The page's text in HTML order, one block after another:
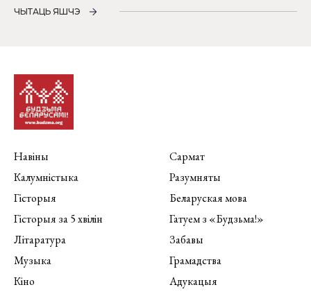
ЧЫТАЦЬ ЯШЧЭ
Навіны
Калумністыка
Гісторыя
Гісторыя за 5 хвілін
Літаратура
Музыка
Кіно
Сармат
Разумняты
Беларуская мова
Гатуем з «Будзьма!»
Забавы
Грамадства
Адукацыя